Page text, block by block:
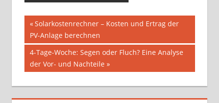
Beitragsnavigation
Vorheriger
Beitrag:
Solarkostenrechner – Kosten und Ertrag der
PV-Anlage berechnen
Nächster
Beitrag:
4-Tage-Woche: Segen oder Fluch? Eine Analyse
der Vor- und Nachteile